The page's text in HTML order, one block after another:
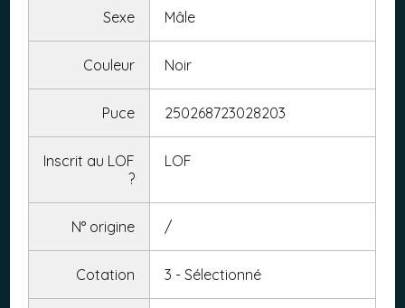
Sexe Mâle
Couleur Noir
Puce 250268723028203
Inscrit au LOF
?
LOF
N° origine /
Cotation 3 - Sélectionné